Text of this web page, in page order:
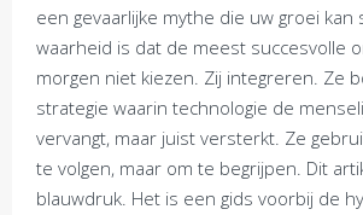
een gevaarlijke mythe die uw groei kan
waarheid is dat de meest succesvolle
morgen niet kiezen. Zij integreren. Ze
strategie waarin technologie de
vervangt, maar juist versterkt. Ze
te volgen, maar om te begrijpen. Dit
blauwdruk. Het is een gids voorbij de